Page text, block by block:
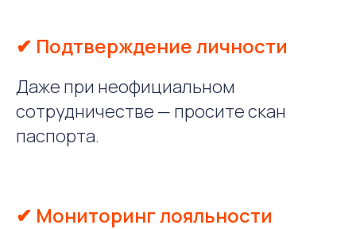
✔ Подтверждение личности
Даже при неофициальном
сотрудничестве — просите скан
паспорта.
✔ Мониторинг лояльности